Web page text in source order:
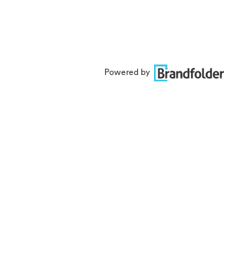
Powered by